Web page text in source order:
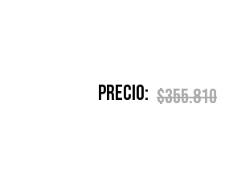
Precio: $355.810